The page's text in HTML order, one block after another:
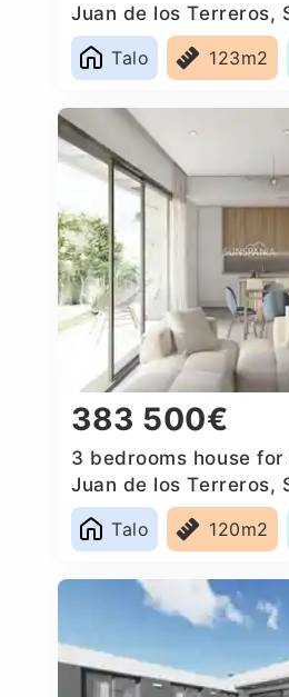
Juan de los Terreros,
Talo
123m2
383 500€
3 bedrooms house for
Juan de los Terreros,
Talo
120m2